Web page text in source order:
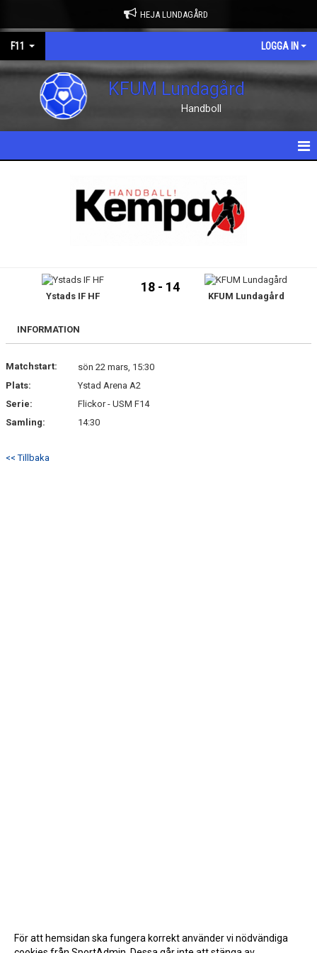
HEJA LUNDAGÅRD
F11 LOGGA IN
KFUM Lundagård
Handboll
TRUPPEN
BILDGALLERI
Ystads IF HF
18 - 14
KFUM Lundagård
INFORMATION
Matchstart:
sön 22 mars, 15:30
Plats:
Ystad Arena A2
Serie:
Flickor - USM F14
Samling:
14:30
<< Tillbaka
För att hemsidan ska fungera korrekt använder vi nödvändiga